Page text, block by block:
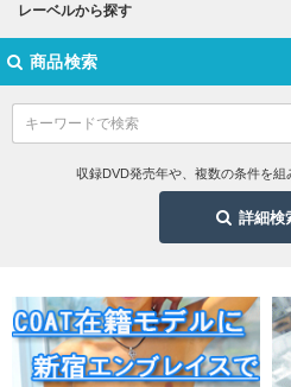
レーベルから探す
商品検索
収録DVD発売年や、複数の条件を
詳細検